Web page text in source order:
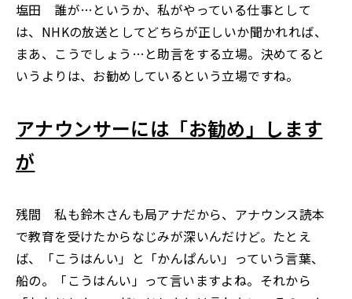
塩田 誰が…というか、私がやっている仕事として
は、NHKの放送としてどちらが正しいか聞かれれば、
まあ、こうでしょう…と助言をする立場。決めてると
いうよりは、お勧めしているという立場ですね。
アナウンサーには「お勧め」します
が
残間 私も鈴木さんも局アナだから、アナウンス読本
で教育を受けたからなじみが深いんだけど。たとえ
ば、「こうはんい」と「かんぱんい」っていう言葉、
船の。「こうはんい」って言いますよね。それから